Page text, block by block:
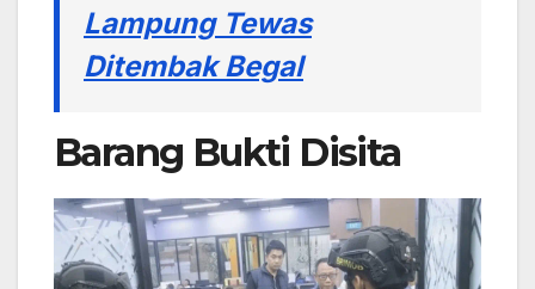
Lampung Tewas
Ditembak Begal
Barang Bukti Disita